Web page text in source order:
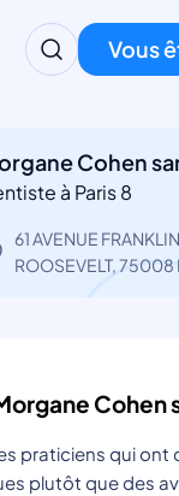
Vous
Cohen
à Paris 8
61 AVENUE
ROOSEVELT, 75008
Cohen
praticiens qui ont
plutôt que des